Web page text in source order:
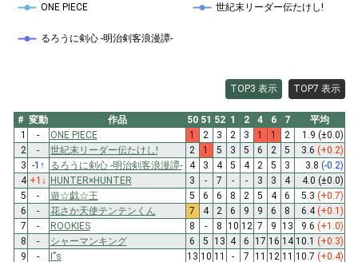
ONE PIECE 世紀末リーダー伝たけし!
るろうに剣心 -明治剣客浪漫譚-
TOP3 表示 TOP7 表示
# 変動 作品 50 51 52 1 2 4 6 7
平均
1
- ONE PIECE 1 2 3 2 3 1 1 2 1.9 (±0.0)
2
- 世紀末リーダー伝たけし! 2 1 5 3 5 6 2 5 3.6 (+0.2)
3 -1 ↑ るろうに剣心 -明治剣客浪漫譚- 4 3 4 5 4 2 5 3 3.8 (-0.2)
4 +1 ↓ HUNTER×HUNTER 3 - 7 - - 3 3 4 4.0 (±0.0)
5
- 遊☆戯☆王 5 6 6 8 2 5 4 6 5.3 (+0.7)
6
- 花さか天使テンテンくん 7 4 2 6 9 9 6 8 6.4(+0.1)
7
- ROOKIES 8 - 8 10 12 7 9 13 9.6 (+1.0)
8
- シャーマンキング 6 5 13 4 6 17 16 14 10.1 (+0.3)
9
- I”s 13 10 11 - 7 11 12 11 10.7 (+0.4)